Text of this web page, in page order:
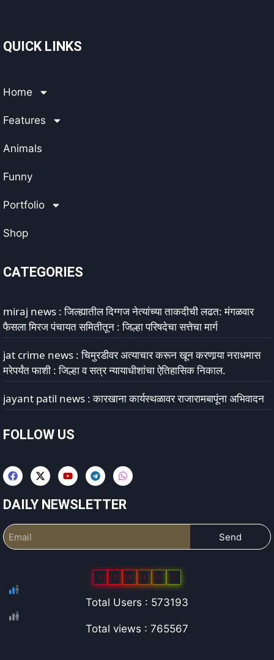
QUICK LINKS
Home
Features
Animals
Funny
Portfolio
Shop
CATEGORIES
miraj news : जिल्ह्यातील दिग्गज नेत्यांच्या ताकदीची लढत: मंगळवार
फैसला मिरज पंचायत समितीतून : जिल्हा परिषदेचा सत्तेचा मार्ग
jat crime news : चिमुरडीवर अत्याचार करून खून करणार्‍या नराधमास
मरेपर्यंत फाशी : जिल्हा व सत्र न्यायाधीशांचा ऐतिहासिक निकाल.
jayant patil news : कारखाना कार्यस्थळावर राजारामबापूंना अभिवादन
FOLLOW US
DAILY NEWSLETTER
Send
5 7 3 1 9 3
Total Users : 573193
Total views : 765567